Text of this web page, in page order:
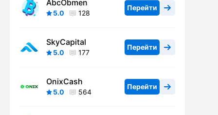
AbcObmen
5.0 128
Перейти
SkyCapital
5.0 177
Перейти
OnixCash
5.0 564
Перейти